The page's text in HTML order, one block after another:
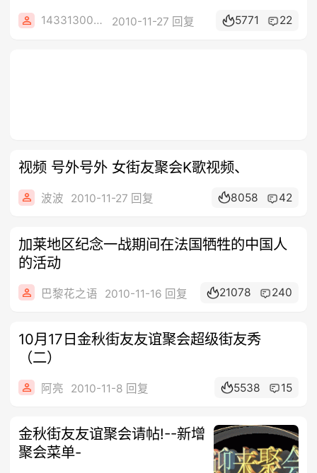
1433130082 2010-11-27 回复 5771 22
视频 号外号外 女街友聚会K歌视频、
波波 2010-11-27 回复 8058 42
加莱地区纪念一战期间在法国牺牲的中国人
的活动
巴黎花之语 2010-11-16 回复 21078 240
10月17日金秋街友友谊聚会超级街友秀
（二）
阿亮 2010-11-8 回复 5538 15
金秋街友友谊聚会请帖!--新增
聚会菜单-